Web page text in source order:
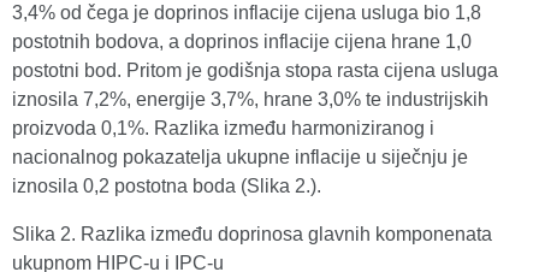
3,4% od čega je doprinos inflacije cijena usluga bio 1,8
postotnih bodova, a doprinos inflacije cijena hrane 1,0
postotni bod. Pritom je godišnja stopa rasta cijena usluga
iznosila 7,2%, energije 3,7%, hrane 3,0% te industrijskih
proizvoda 0,1%. Razlika između harmoniziranog i
nacionalnog pokazatelja ukupne inflacije u siječnju je
iznosila 0,2 postotna boda (Slika 2.).
Slika 2. Razlika između doprinosa glavnih komponenata
ukupnom HIPC-u i IPC-u